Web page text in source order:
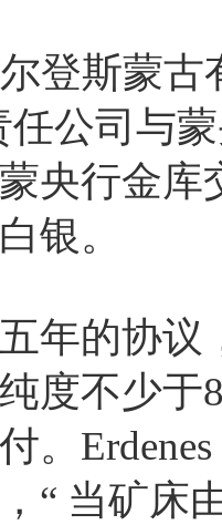
登斯蒙古
任公司与
央行金
银。
年的协议
度不少于
。​
“ 当矿床